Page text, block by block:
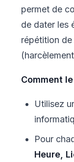
permet de
de dater les
répétition
Comment
Utilisez
Pour
Heure,